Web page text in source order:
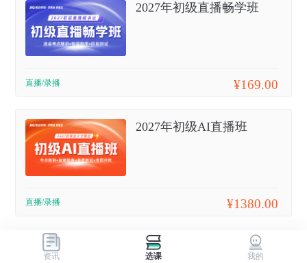
2027年初级直播畅学班
直播/录播 ¥169.00
2027年初级AI直播班
直播/录播 ¥1380.00
资讯 选课 我的